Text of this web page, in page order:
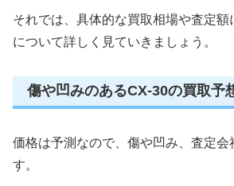
それでは、具体的な買取相場や査定額
について詳しく見ていきましょう。
傷や凹みのあるCX-30の買取予
価格は予測なので、傷や凹み、査定会
す。